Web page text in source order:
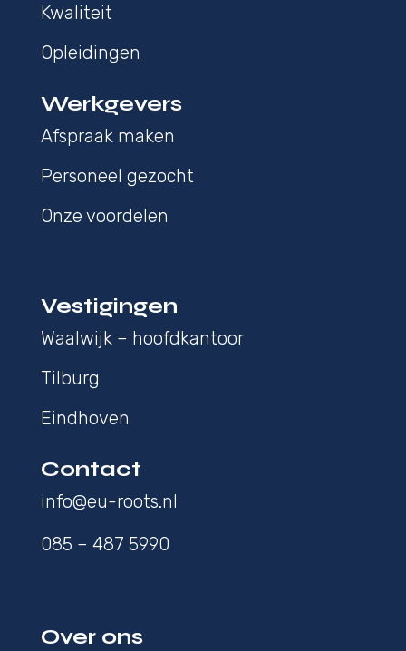
Kwaliteit
Opleidingen
Werkgevers
Afspraak maken
Personeel gezocht
Onze voordelen
Vestigingen
Waalwijk – hoofdkantoor
Tilburg
Eindhoven
Contact
info@eu-roots.nl
085 – 487 5990
Over ons